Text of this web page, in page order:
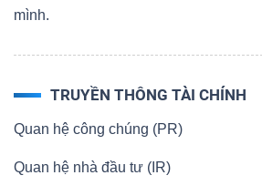
mình.
TRUYỀN THÔNG TÀI CHÍNH
Quan hệ công chúng (PR)
Quan hệ nhà đầu tư (IR)